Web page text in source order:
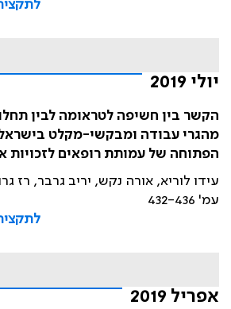
יולי 2019
הקשר בין חשיפה לטראומה לבין
מהגרי עבודה ומבקשי-מקלט
הפתוחה של עמותת רופאים לזכויות אדם 2013-
עידו לוריא, אורה נקש, יריב גרבר, רז
עמ' 432-436
אפריל 2019